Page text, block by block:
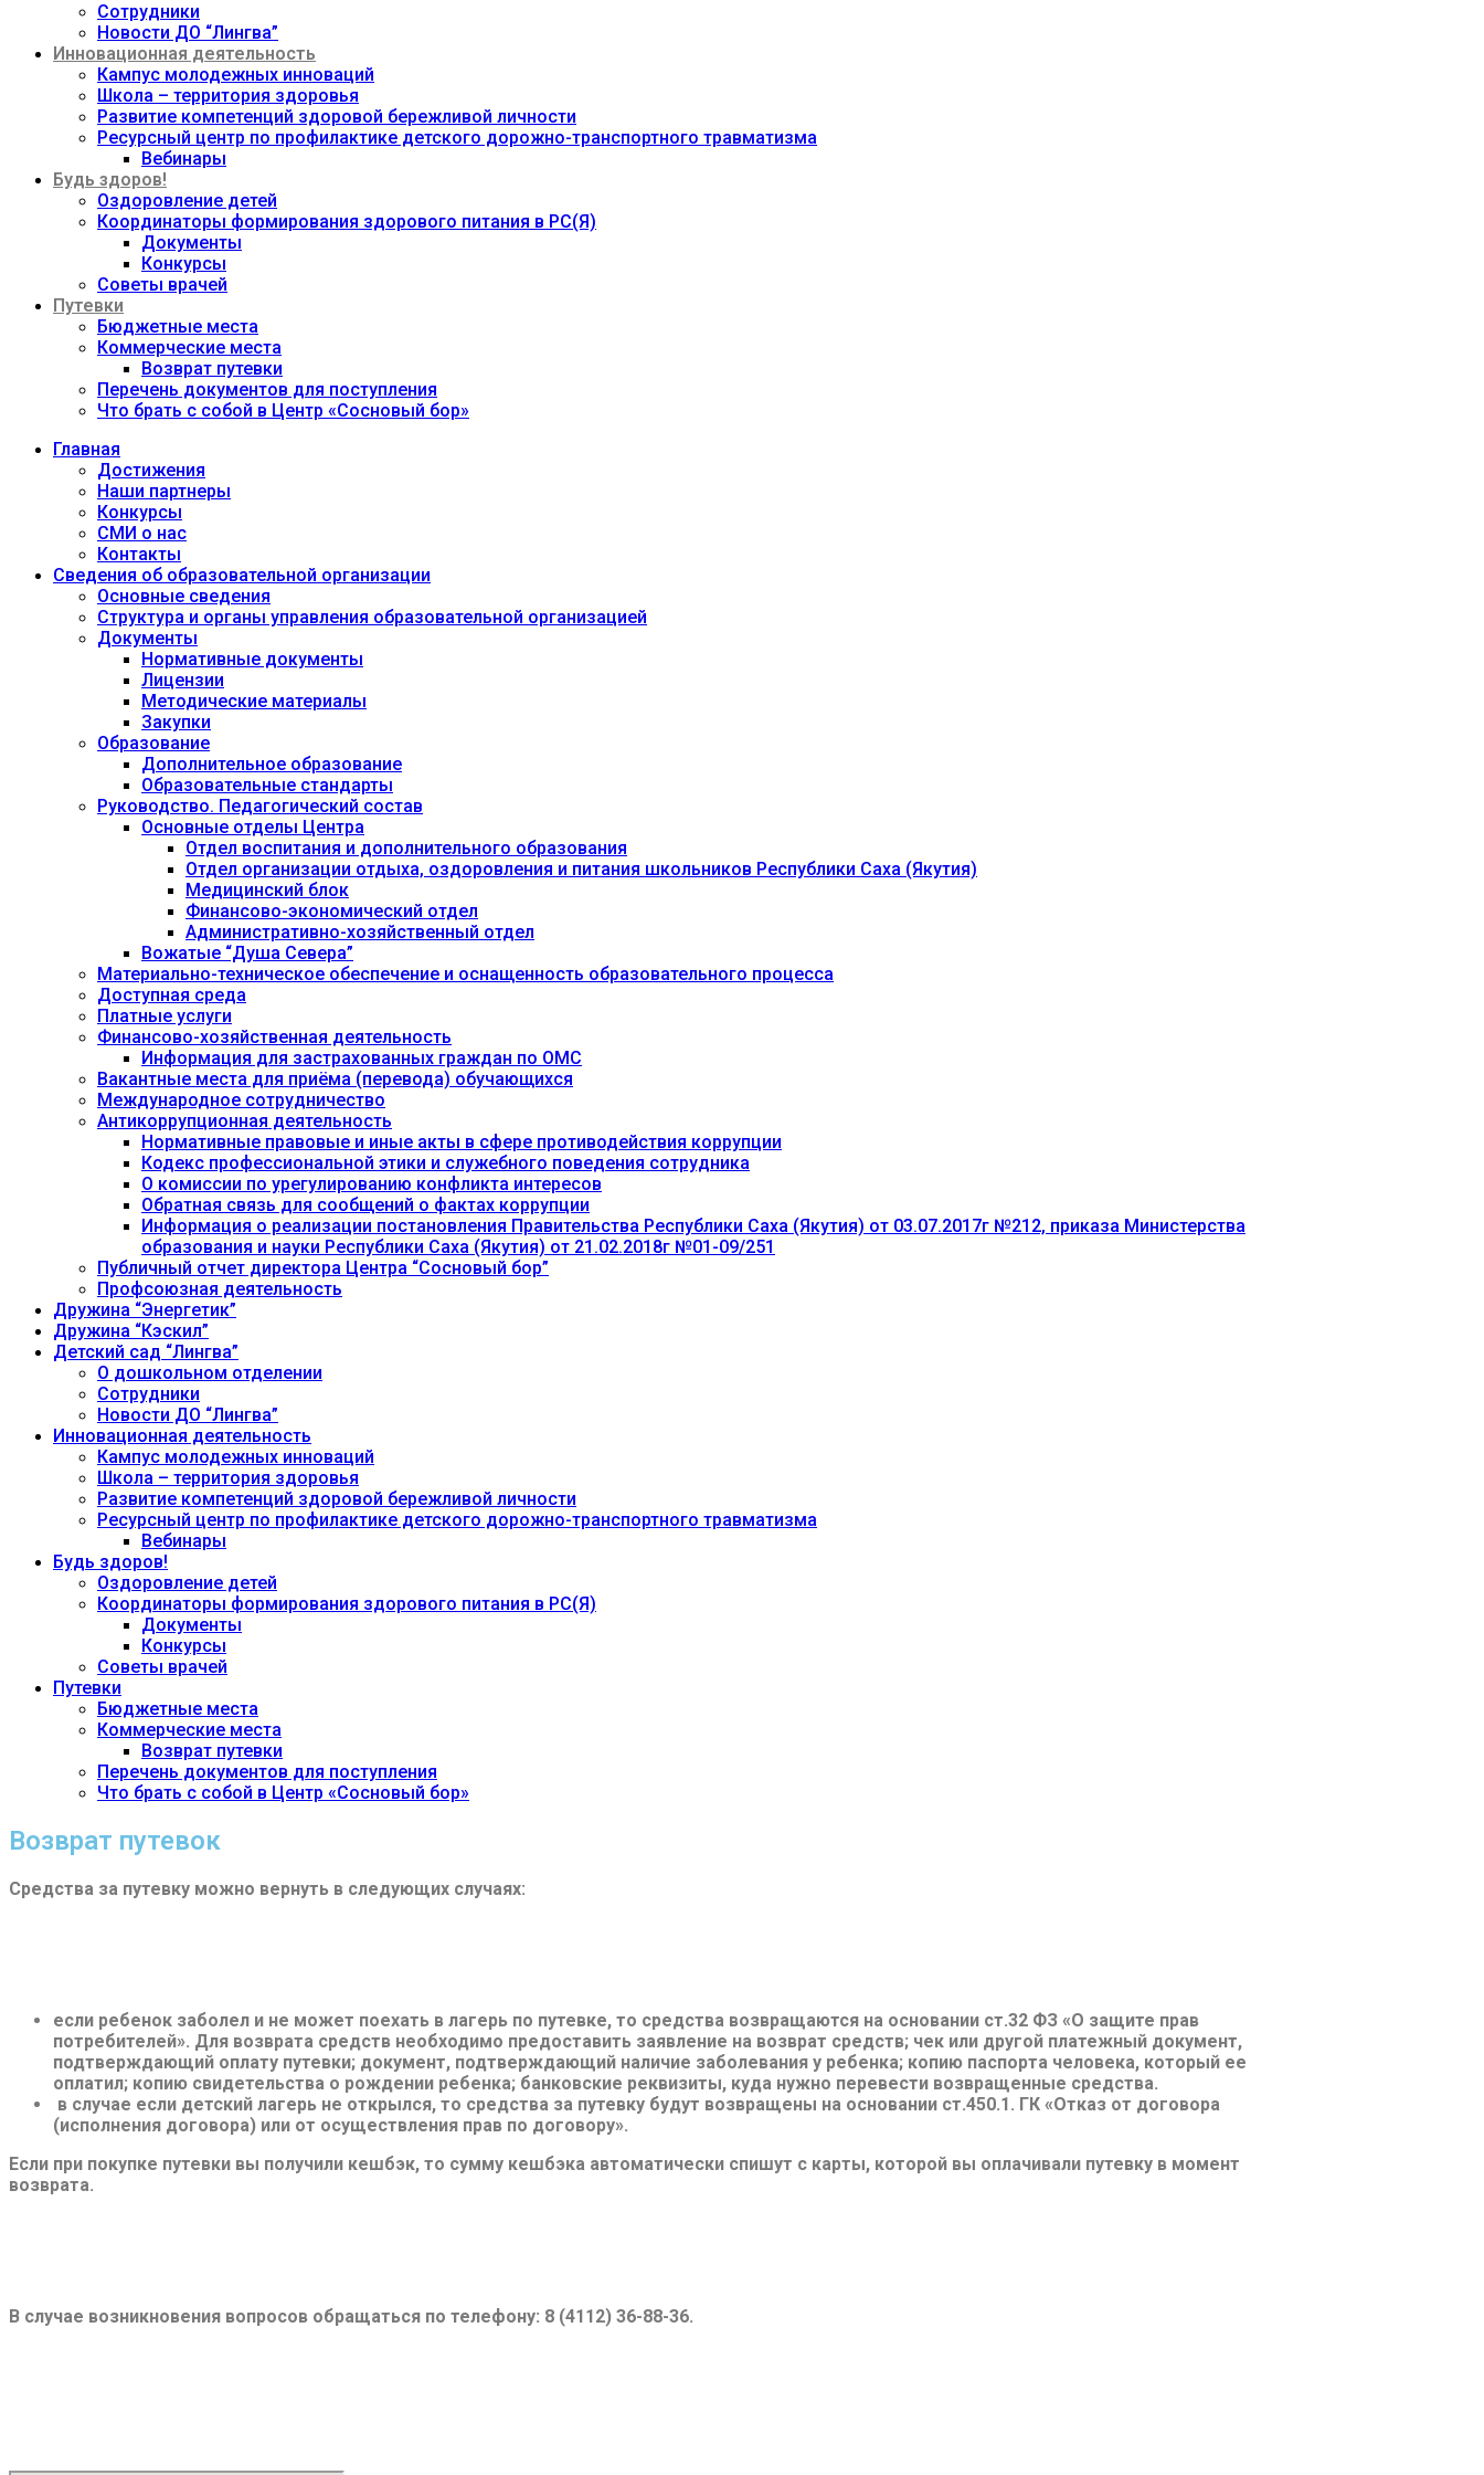
Сотрудники
Новости ДО “Лингва”
Инновационная деятельность
Кампус молодежных инноваций
Школа – территория здоровья
Развитие компетенций здоровой бережливой личности
Ресурсный центр по профилактике детского дорожно-транспортного травматизма
Вебинары
Будь здоров!
Оздоровление детей
Координаторы формирования здорового питания в РС(Я)
Документы
Конкурсы
Советы врачей
Путевки
Бюджетные места
Коммерческие места
Возврат путевки
Перечень документов для поступления
Что брать с собой в Центр «Сосновый бор»
Главная
Достижения
Наши партнеры
Конкурсы
СМИ о нас
Контакты
Сведения об образовательной организации
Основные сведения
Структура и органы управления образовательной организацией
Документы
Нормативные документы
Лицензии
Методические материалы
Закупки
Образование
Дополнительное образование
Образовательные стандарты
Руководство. Педагогический состав
Основные отделы Центра
Отдел воспитания и дополнительного образования
Отдел организации отдыха, оздоровления и питания школьников Республики Саха (Якутия)
Медицинский блок
Финансово-экономический отдел
Административно-хозяйственный отдел
Вожатые “Душа Севера”
Материально-техническое обеспечение и оснащенность образовательного процесса
Доступная среда
Платные услуги
Финансово-хозяйственная деятельность
Информация для застрахованных граждан по ОМС
Вакантные места для приёма (перевода) обучающихся
Международное сотрудничество
Антикоррупционная деятельность
Нормативные правовые и иные акты в сфере противодействия коррупции
Кодекс профессиональной этики и служебного поведения сотрудника
О комиссии по урегулированию конфликта интересов
Обратная связь для сообщений о фактах коррупции
Информация о реализации постановления Правительства Республики Саха (Якутия) от 03.07.2017г №212, приказа Министерства
образования и науки Республики Саха (Якутия) от 21.02.2018г №01-09/251
Публичный отчет директора Центра “Сосновый бор”
Профсоюзная деятельность
Дружина “Энергетик”
Дружина “Кэскил”
Детский сад “Лингва”
О дошкольном отделении
Сотрудники
Новости ДО “Лингва”
Инновационная деятельность
Кампус молодежных инноваций
Школа – территория здоровья
Развитие компетенций здоровой бережливой личности
Ресурсный центр по профилактике детского дорожно-транспортного травматизма
Вебинары
Будь здоров!
Оздоровление детей
Координаторы формирования здорового питания в РС(Я)
Документы
Конкурсы
Советы врачей
Путевки
Бюджетные места
Коммерческие места
Возврат путевки
Перечень документов для поступления
Что брать с собой в Центр «Сосновый бор»
Возврат путевок
Средства за путевку можно вернуть в следующих случаях:
если ребенок заболел и не может поехать в лагерь по путевке, то средства возвращаются на основании ст.32 ФЗ «О защите прав
потребителей». Для возврата средств необходимо предоставить заявление на возврат средств; чек или другой платежный документ,
подтверждающий оплату путевки; документ, подтверждающий наличие заболевания у ребенка; копию паспорта человека, который ее
оплатил; копию свидетельства о рождении ребенка; банковские реквизиты, куда нужно перевести возвращенные средства.
в случае если детский лагерь не открылся, то средства за путевку будут возвращены на основании ст.450.1. ГК «Отказ от договора
(исполнения договора) или от осуществления прав по договору».
Если при покупке путевки вы получили кешбэк, то сумму кешбэка автоматически спишут с карты, которой вы оплачивали путевку в момент
возврата.
В случае возникновения вопросов обращаться по телефону: 8 (4112) 36-88-36.